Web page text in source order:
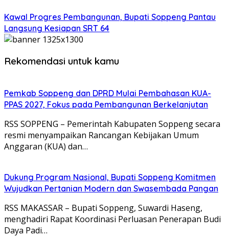
Kawal Progres Pembangunan, Bupati Soppeng Pantau
Langsung Kesiapan SRT 64
Rekomendasi untuk kamu
Pemkab Soppeng dan DPRD Mulai Pembahasan KUA-
PPAS 2027, Fokus pada Pembangunan Berkelanjutan
RSS SOPPENG – Pemerintah Kabupaten Soppeng secara
resmi menyampaikan Rancangan Kebijakan Umum
Anggaran (KUA) dan…
Dukung Program Nasional, Bupati Soppeng Komitmen
Wujudkan Pertanian Modern dan Swasembada Pangan
RSS MAKASSAR – Bupati Soppeng, Suwardi Haseng,
menghadiri Rapat Koordinasi Perluasan Penerapan Budi
Daya Padi…